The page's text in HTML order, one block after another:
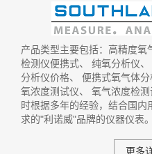
产品类型主要包括： 高精度氧
检测仪便携式、 纯氧分析仪、
分析仪价格、 便携式氧气体分
氧浓度测试仪、 氧气浓度检测
时根据多年的经验，结合国
求的"利诺威"品牌的仪器仪表。
更多